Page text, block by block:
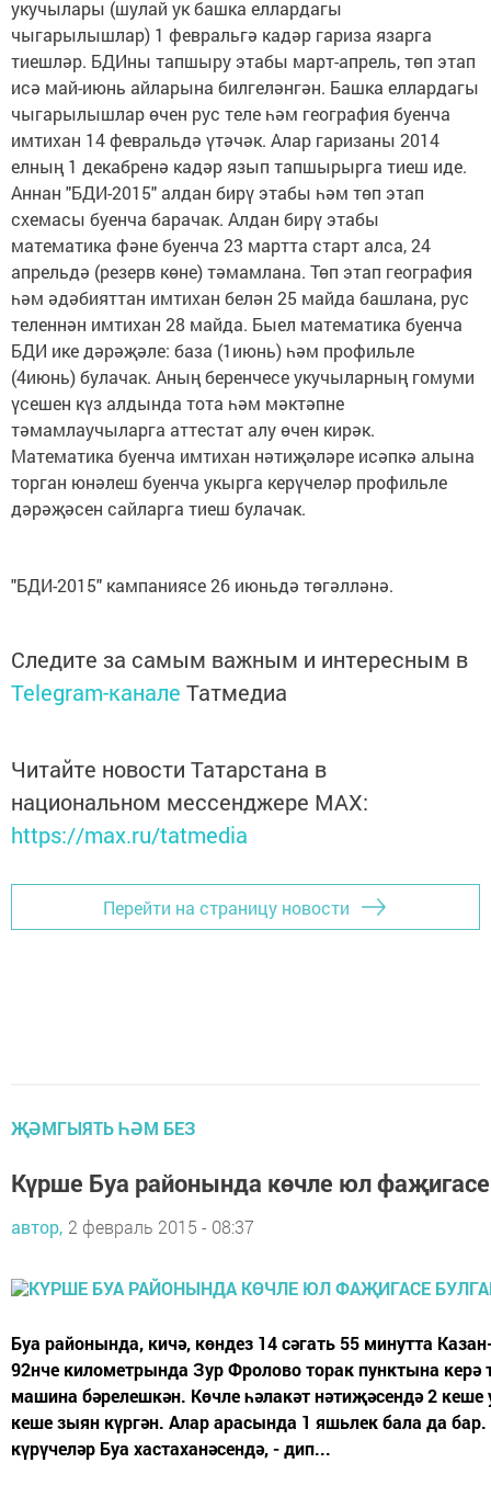
укучылары (шулай ук башка еллардагы
чыгарылышлар) 1 февральгә кадәр гариза язарга
тиешләр. БДИны тапшыру этабы март-апрель, төп этап
исә май-июнь айларына билгеләнгән. Башка еллардагы
чыгарылышлар өчен рус теле һәм география буенча
имтихан 14 февральдә үтәчәк. Алар гаризаны 2014
елның 1 декабренә кадәр язып тапшырырга тиеш иде.
Аннан "БДИ-2015" алдан бирү этабы һәм төп этап
схемасы буенча барачак. Алдан бирү этабы
математика фәне буенча 23 мартта старт алса, 24
апрельдә (резерв көне) тәмамлана. Төп этап география
һәм әдәбияттан имтихан белән 25 майда башлана, рус
теленнән имтихан 28 майда. Быел математика буенча
БДИ ике дәрәҗәле: база (1июнь) һәм профильле
(4июнь) булачак. Аның беренчесе укучыларның гомуми
үсешен күз алдында тота һәм мәктәпне
тәмамлаучыларга аттестат алу өчен кирәк.
Математика буенча имтихан нәтиҗәләре исәпкә алына
торган юнәлеш буенча укырга керүчеләр профильле
дәрәҗәсен сайларга тиеш булачак.
"БДИ-2015" кампаниясе 26 июньдә төгәлләнә.
Следите за самым важным и интересным в
Telegram-канале Татмедиа
Читайте новости Татарстана в
национальном мессенджере MАХ:
https://max.ru/tatmedia
Перейти на страницу новости
ҖӘМГЫЯТЬ ҺӘМ БЕЗ
Күрше Буа районында көчле юл фаҗигасе
автор, 2 февраль 2015 - 08:37
Буа районында, кичә, көндез 14 сәгать 55 минутта
92нче километрында Зур Фролово торак пунктына керә
машина бәрелешкән. Көчле һәлакәт нәтиҗәсендә 2
кеше зыян күргән. Алар арасында 1 яшьлек бала да
күрүчеләр Буа хастаханәсендә, - дип...